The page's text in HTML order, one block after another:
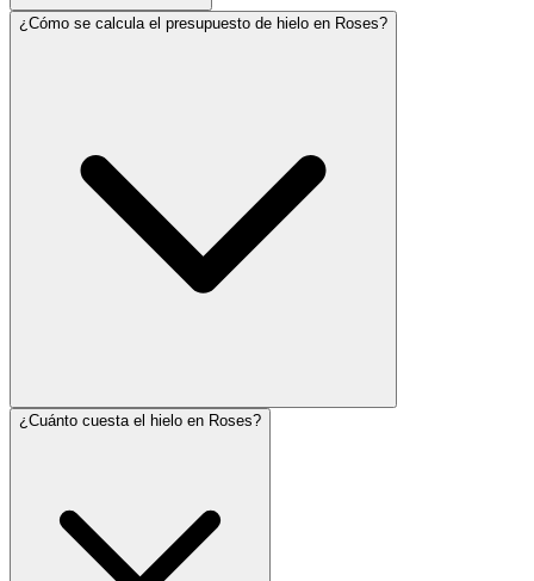
¿Cómo se calcula el presupuesto de hielo en Roses?
¿Cuánto cuesta el hielo en Roses?